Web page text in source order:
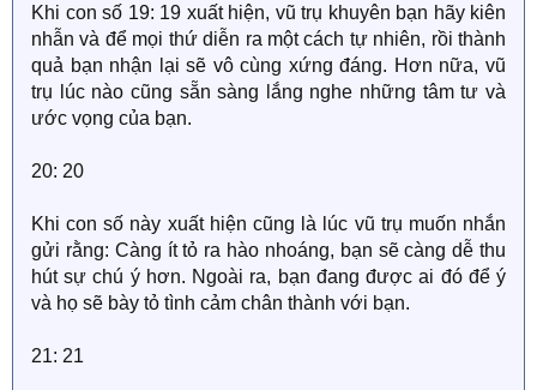
Khi con số 19: 19 xuất hiện, vũ trụ khuyên bạn hãy kiên
nhẫn và để mọi thứ diễn ra một cách tự nhiên, rồi thành
quả bạn nhận lại sẽ vô cùng xứng đáng. Hơn nữa, vũ
trụ lúc nào cũng sẵn sàng lắng nghe những tâm tư và
ước vọng của bạn.
20: 20
Khi con số này xuất hiện cũng là lúc vũ trụ muốn nhắn
gửi rằng: Càng ít tỏ ra hào nhoáng, bạn sẽ càng dễ thu
hút sự chú ý hơn. Ngoài ra, bạn đang được ai đó để ý
và họ sẽ bày tỏ tình cảm chân thành với bạn.
21: 21